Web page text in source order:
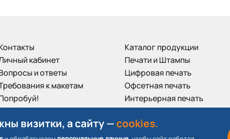
кабинет
и ответы
к макетам
программа
друга
клиентов
Каталог продукции
Печати и Штампы
Цифровая печать
Офсетная печать
Интерьерная печать
Наружная реклама
Визитные карточки
Пластиковые карты
визитки, а сайту —cookies.